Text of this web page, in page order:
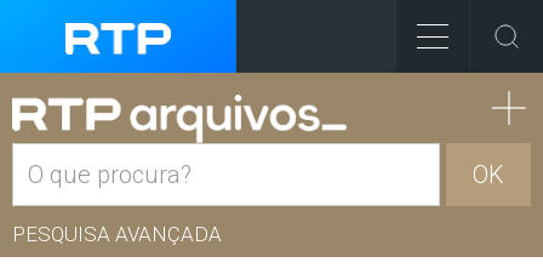
OK
PESQUISA AVANÇADA